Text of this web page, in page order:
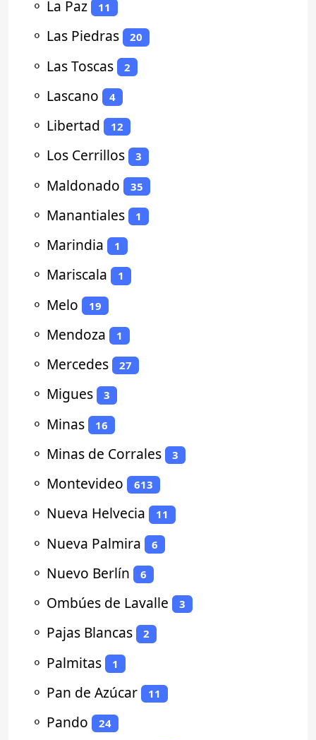
⚬ La Paz 11
⚬ Las Piedras 20
⚬ Las Toscas 2
⚬ Lascano 4
⚬ Libertad 12
⚬ Los Cerrillos 3
⚬ Maldonado 35
⚬ Manantiales 1
⚬ Marindia 1
⚬ Mariscala 1
⚬ Melo 19
⚬ Mendoza 1
⚬ Mercedes 27
⚬ Migues 3
⚬ Minas 16
⚬ Minas de Corrales 3
⚬ Montevideo 613
⚬ Nueva Helvecia 11
⚬ Nueva Palmira 6
⚬ Nuevo Berlín 6
⚬ Ombúes de Lavalle 3
⚬ Pajas Blancas 2
⚬ Palmitas 1
⚬ Pan de Azúcar 11
⚬ Pando 24